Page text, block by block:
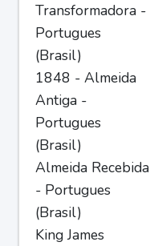
Transformadora -
Portugues
(Brasil)
1848 - Almeida
Antiga -
Portugues
(Brasil)
Almeida Recebida
- Portugues
(Brasil)
King James